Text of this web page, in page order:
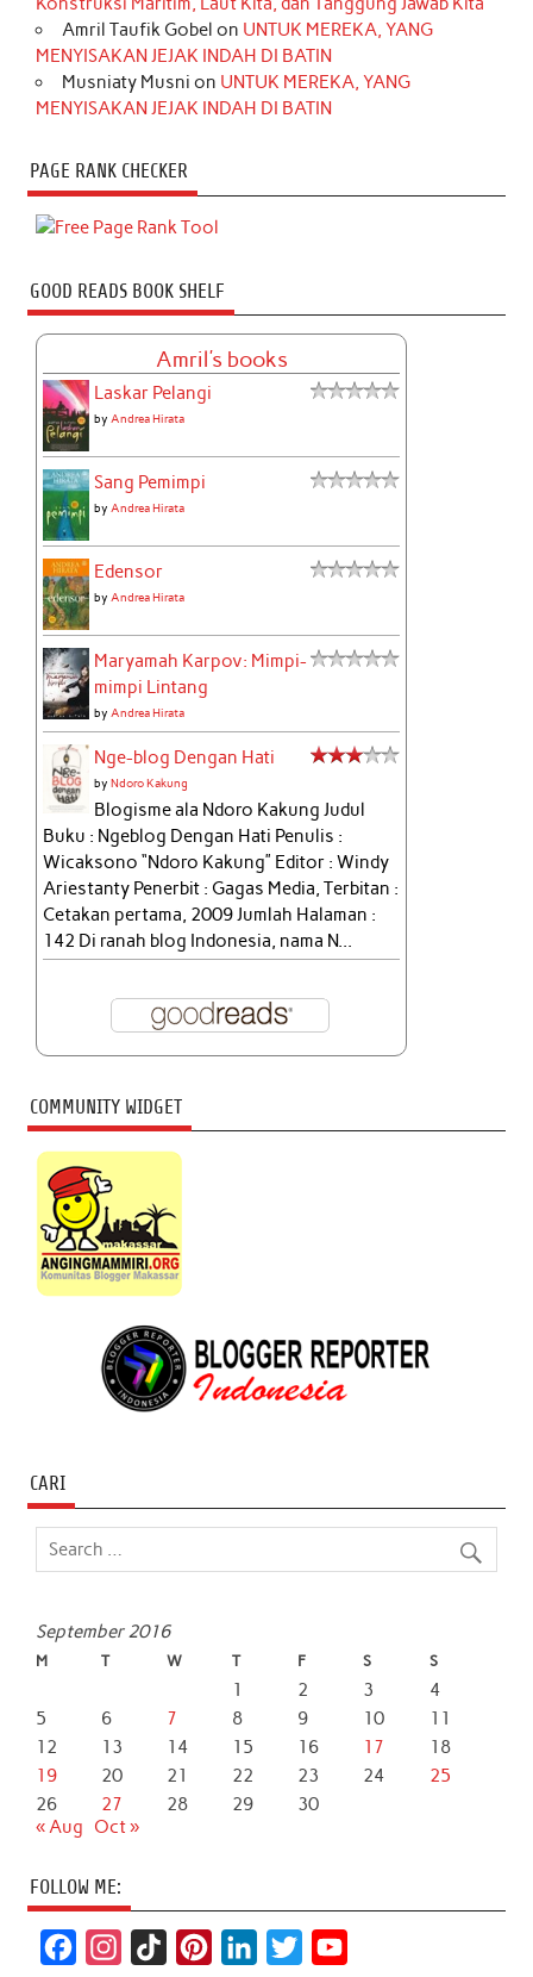
Amril Taufik Gobel on UNTUK MEREKA, YANG
MENYISAKAN JEJAK INDAH DI BATIN
Musniaty Musni on UNTUK MEREKA, YANG
MENYISAKAN JEJAK INDAH DI BATIN
PAGE RANK CHECKER
GOOD READS BOOK SHELF
Amril's books
Laskar Pelangi
byAndrea Hirata
Sang Pemimpi
byAndrea Hirata
Edensor
byAndrea Hirata
Maryamah Karpov: Mimpi-
mimpi Lintang
byAndrea Hirata
Nge-blog Dengan Hati
byNdoro Kakung
Blogisme ala Ndoro Kakung Judul
Buku : Ngeblog Dengan Hati Penulis :
Wicaksono “Ndoro Kakung” Editor : Windy
Ariestanty Penerbit : Gagas Media, Terbitan :
Cetakan pertama, 2009 Jumlah Halaman :
142 Di ranah blog Indonesia, nama N...
COMMUNITY WIDGET
CARI
September 2016
M T W T F S S
1 2 3
4
5
6 7 8 9 10
11
12
13 14 15 16 17
18
19
20 21 22 23 24
25
26
27 28 29
30
« Aug
Oct »
FOLLOW ME: